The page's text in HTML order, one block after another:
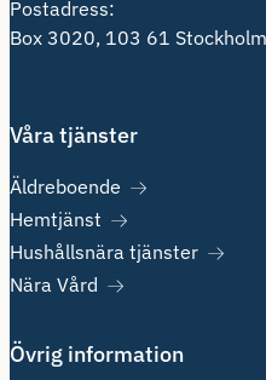
Postadress:
Box 3020, 103 61 Stockholm
Våra tjänster
Äldreboende
Hemtjänst
Hushållsnära tjänster
Nära Vård
Övrig information